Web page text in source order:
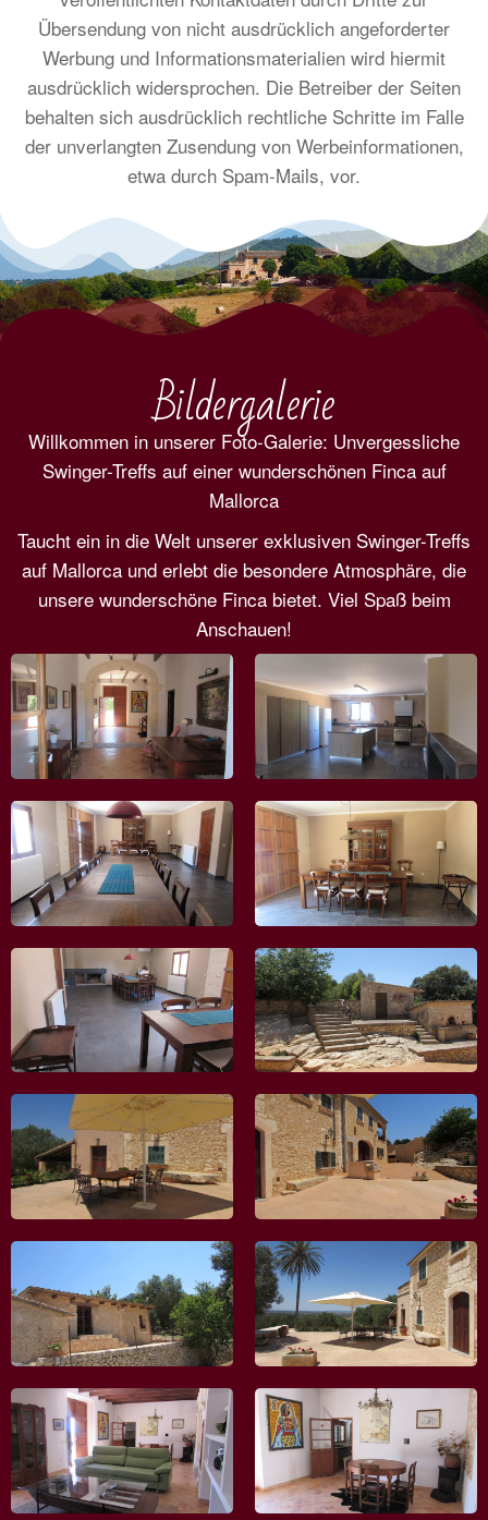
Übersendung von nicht ausdrücklich angeforderter
Werbung und Informationsmaterialien wird hiermit
ausdrücklich widersprochen. Die Betreiber der Seiten
behalten sich ausdrücklich rechtliche Schritte im Falle
der unverlangten Zusendung von Werbeinformationen,
etwa durch Spam-Mails, vor.
Bildergalerie
Willkommen in unserer Foto-Galerie: Unvergessliche
Swinger-Treffs auf einer wunderschönen Finca auf
Mallorca
Taucht ein in die Welt unserer exklusiven Swinger-Treffs
auf Mallorca und erlebt die besondere Atmosphäre, die
unsere wunderschöne Finca bietet. Viel Spaß beim
Anschauen!